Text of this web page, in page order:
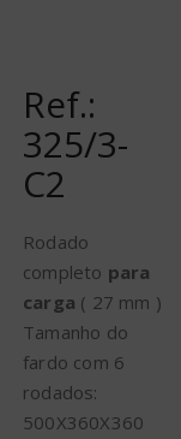
Ref.:
325/3-
C2
Rodado
completo para
carga ( 27 mm )
Tamanho do
fardo com 6
rodados:
500X360X360